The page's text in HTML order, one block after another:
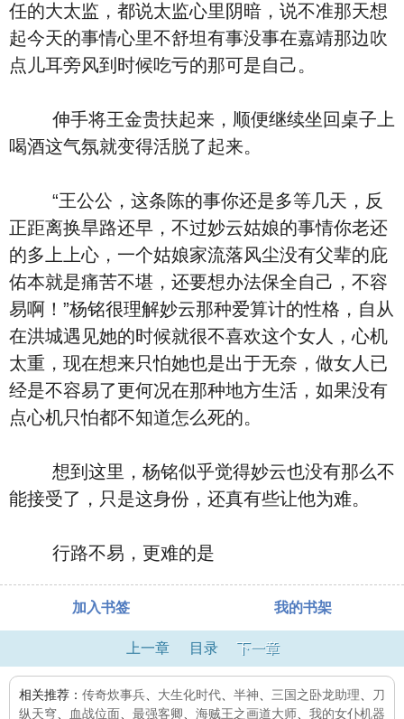
任的大太监，都说太监心里阴暗，说不准那天想
起今天的事情心里不舒坦有事没事在嘉靖那边吹
点儿耳旁风到时候吃亏的那可是自己。
伸手将王金贵扶起来，顺便继续坐回桌子上
喝酒这气氛就变得活脱了起来。
“王公公，这条陈的事你还是多等几天，反
正距离换旱路还早，不过妙云姑娘的事情你老还
的多上上心，一个姑娘家流落风尘没有父辈的庇
佑本就是痛苦不堪，还要想办法保全自己，不容
易啊！”杨铭很理解妙云那种爱算计的性格，自从
在洪城遇见她的时候就很不喜欢这个女人，心机
太重，现在想来只怕她也是出于无奈，做女人已
经是不容易了更何况在那种地方生活，如果没有
点心机只怕都不知道怎么死的。
想到这里，杨铭似乎觉得妙云也没有那么不
能接受了，只是这身份，还真有些让他为难。
行路不易，更难的是
加入书签 我的书架
上一章 目录 下一章
相关推荐： 传奇炊事兵 大生化时代 半神 三国之卧龙助理
刀
纵天穹
血战位面 最强客卿 海贼王之画道大师 我的女仆机器